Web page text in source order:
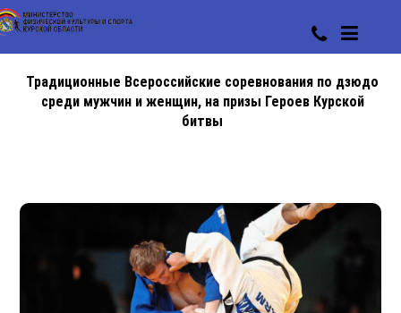
Традиционные Всероссийские соревнования по дзюдо
среди мужчин и женщин, на призы Героев Курской
битвы